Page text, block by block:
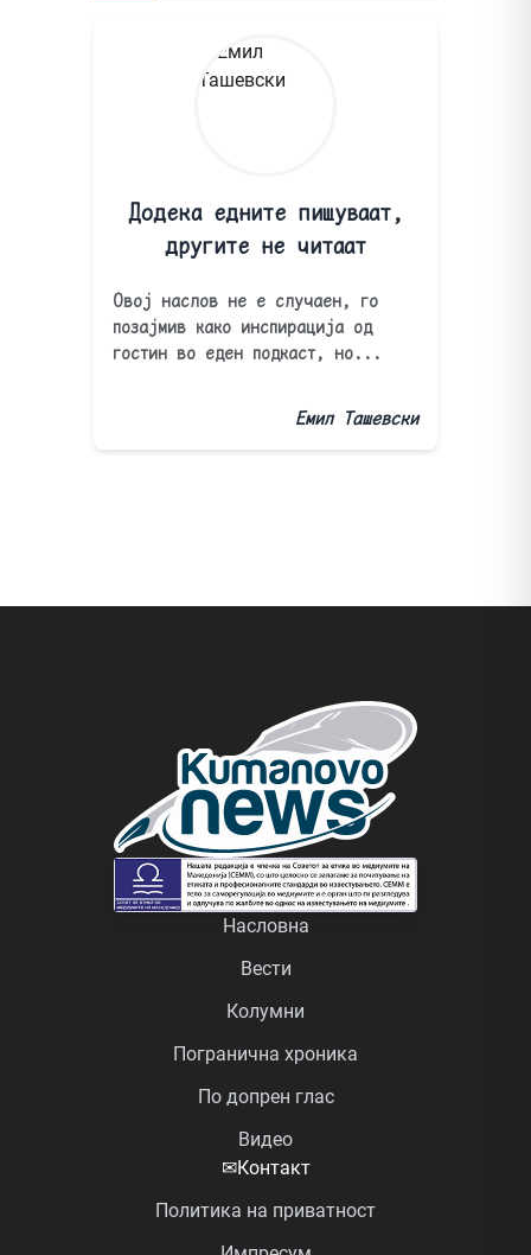
Додека едните пишуваат,
другите не читаат
Овој наслов не е случаен, го
позајмив како инспирација од
гостин во еден подкаст, но...
Емил Ташевски
Насловна
Вести
Колумни
Погранична хроника
По допрен глас
Видео
✉Контакт
Политика на приватност